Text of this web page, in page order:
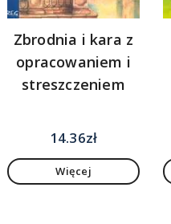
Zbrodnia i kara z
opracowaniem i
streszczeniem
14.36zł
Więcej